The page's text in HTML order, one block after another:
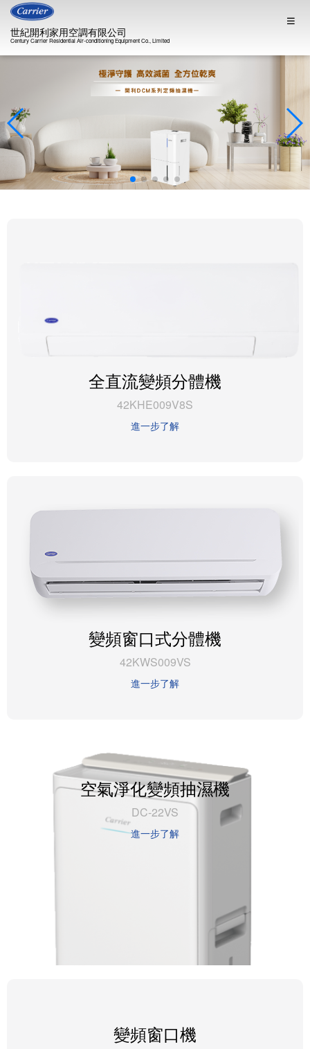
世紀開利家用空調有限公司
Century Carrier Residential Air-conditioning Equipment Co., Limited
全直流變頻分體機
42KHE009V8S
進一步了解
變頻窗口式分體機
42KWS009VS
進一步了解
空氣淨化變頻抽濕機
DC-22VS
進一步了解
變頻窗口機